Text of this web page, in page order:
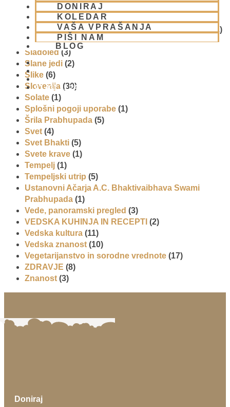
DONIRAJ
KOLEDAR
VAŠA VPRAŠANJA
PIŠI NAM
BLOG
01 431 21 24
Reportaže (6)
SEMINARJI IN TEČAJ
Skupina za podporo družinam in otrokom (CPT)(1)
Sladice(6)
Sladoled (3)
Slane jedi (2)
Slike (6)
Slovenija (30)
Solate (1)
Splošni pogoji uporabe (1)
Šrila Prabhupada (5)
Svet (4)
Svet Bhakti (5)
Svete krave (1)
Tempelj (1)
Tempeljski utrip (5)
Ustanovni Ačarja A.C. Bhaktivaibhava Swami
Prabhupada (1)
Vede, panoramski pregled (3)
VEDSKA KUHINJA IN RECEPTI (2)
Vedska kultura (11)
Vedska znanost (10)
Vegetarijanstvo in sorodne vrednote (17)
ZDRAVJE (8)
Znanost (3)
Doniraj